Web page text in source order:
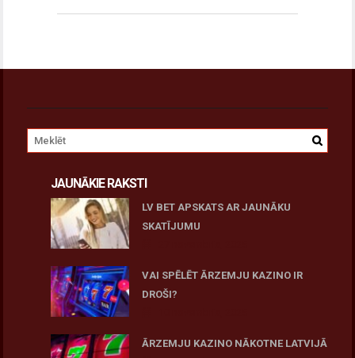
JAUNĀKIE RAKSTI
LV BET APSKATS AR JAUNĀKU
SKATĪJUMU
VAI SPĒLĒT ĀRZEMJU KAZINO IR
DROŠI?
ĀRZEMJU KAZINO NĀKOTNE LATVIJĀ